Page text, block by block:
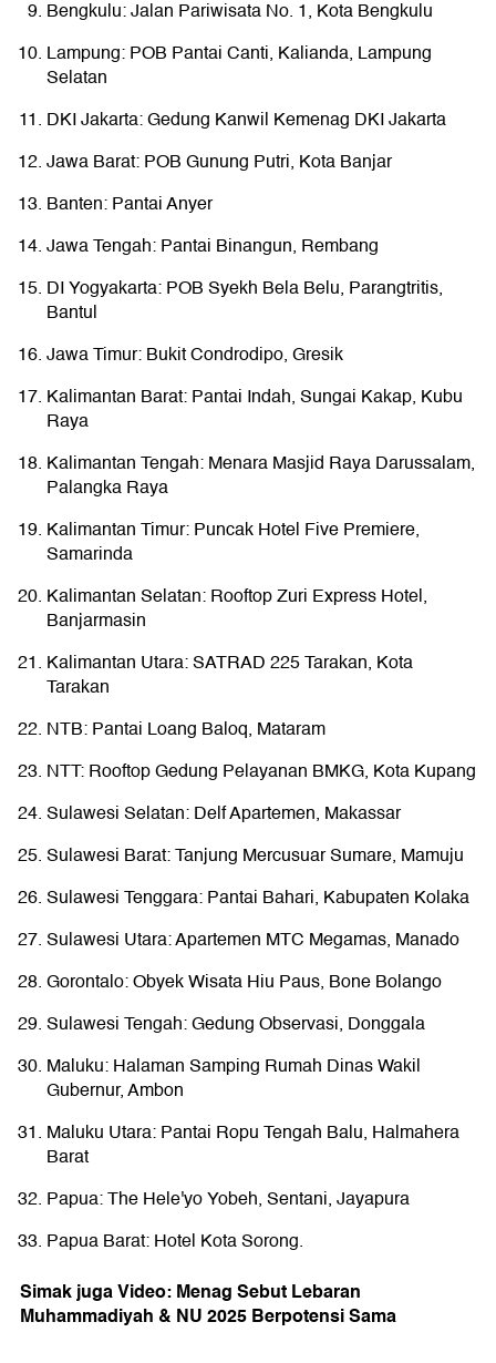
Bengkulu: Jalan Pariwisata No. 1, Kota Bengkulu
Lampung: POB Pantai Canti, Kalianda, Lampung
Selatan
DKI Jakarta: Gedung Kanwil Kemenag DKI Jakarta
Jawa Barat: POB Gunung Putri, Kota Banjar
Banten: Pantai Anyer
Jawa Tengah: Pantai Binangun, Rembang
DI Yogyakarta: POB Syekh Bela Belu, Parangtritis,
Bantul
Jawa Timur: Bukit Condrodipo, Gresik
Kalimantan Barat: Pantai Indah, Sungai Kakap, Kubu
Raya
Kalimantan Tengah: Menara Masjid Raya Darussalam,
Palangka Raya
Kalimantan Timur: Puncak Hotel Five Premiere,
Samarinda
Kalimantan Selatan: Rooftop Zuri Express Hotel,
Banjarmasin
Kalimantan Utara: SATRAD 225 Tarakan, Kota
Tarakan
NTB: Pantai Loang Baloq, Mataram
NTT: Rooftop Gedung Pelayanan BMKG, Kota Kupang
Sulawesi Selatan: Delf Apartemen, Makassar
Sulawesi Barat: Tanjung Mercusuar Sumare, Mamuju
Sulawesi Tenggara: Pantai Bahari, Kabupaten Kolaka
Sulawesi Utara: Apartemen MTC Megamas, Manado
Gorontalo: Obyek Wisata Hiu Paus, Bone Bolango
Sulawesi Tengah: Gedung Observasi, Donggala
Maluku: Halaman Samping Rumah Dinas Wakil
Gubernur, Ambon
Maluku Utara: Pantai Ropu Tengah Balu, Halmahera
Barat
Papua: The Hele'yo Yobeh, Sentani, Jayapura
Papua Barat: Hotel Kota Sorong.
Simak juga Video: Menag Sebut Lebaran
Muhammadiyah & NU 2025 Berpotensi Sama